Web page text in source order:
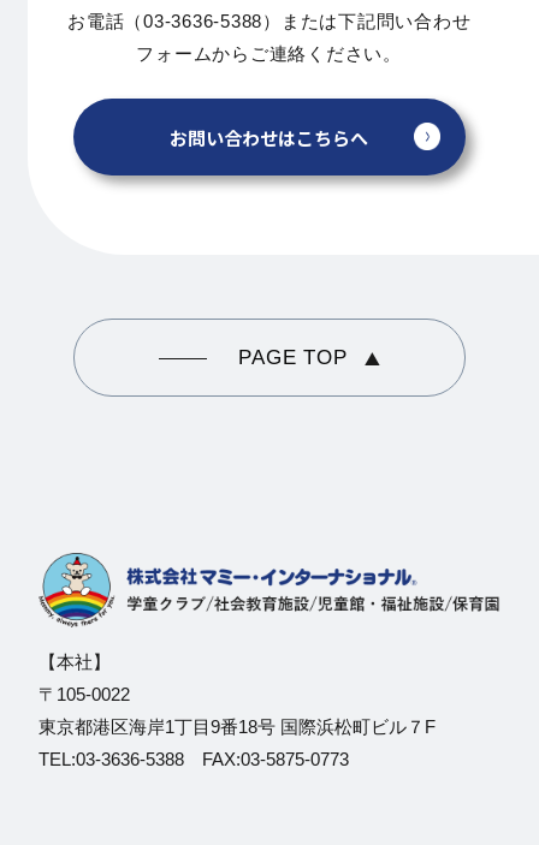
お電話（03-3636-5388）または下記問い合わせ
フォームからご連絡ください。
お問い合わせはこちらへ
PAGE TOP
【本社】
〒105-0022
東京都港区海岸1丁目9番18号 国際浜松町ビル７F
TEL:03-3636-5388 FAX:03-5875-0773